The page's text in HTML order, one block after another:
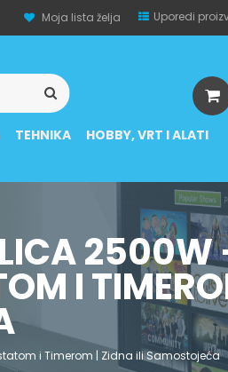
Moja lista želja Uporedi
TEHNIKA HOBBY, VRT I ALATI
2500W
I
i Timerom | Zidna ili Samostojeća